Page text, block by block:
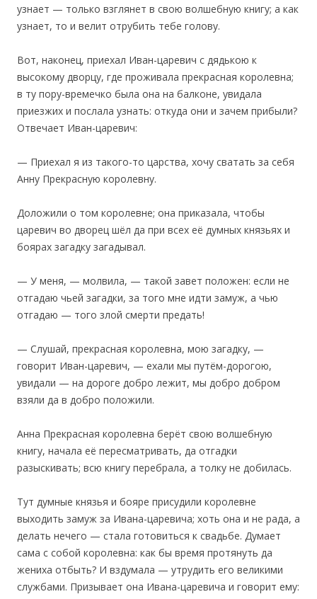
узнает — только взглянет в свою волшебную книгу; а как
узнает, то и велит отрубить тебе голову.
‎Вот, наконец, приехал Иван-царевич с дядькою к
высокому дворцу, где проживала прекрасная королевна;
в ту пору-времечко была она на балконе, увидала
приезжих и послала узнать: откуда они и зачем прибыли?
Отвечает Иван-царевич:
— Приехал я из такого-то царства, хочу сватать за себя
Анну Прекрасную королевну.
Доложили о том королевне; она приказала, чтобы
царевич во дворец шёл да при всех её думных князьях и
боярах загадку загадывал.
— У меня, — молвила, — такой завет положен: если не
отгадаю чьей загадки, за того мне идти замуж, а чью
отгадаю — того злой смерти предать!
— Слушай, прекрасная королевна, мою загадку, —
говорит Иван-царевич, — ехали мы путём-дорогою,
увидали — на дороге добро лежит, мы добро добром
взяли да в добро положили.
Анна Прекрасная королевна берёт свою волшебную
книгу, начала её пересматривать, да отгадки
разыскивать; всю книгу перебрала, а толку не добилась.
‎Тут думные князья и бояре присудили королевне
выходить замуж за Ивана-царевича; хоть она и не рада, а
делать нечего — стала готовиться к свадьбе. Думает
сама с собой королевна: как бы время протянуть да
жениха отбыть? И вздумала — утрудить его великими
службами. Призывает она Ивана-царевича и говорит ему: